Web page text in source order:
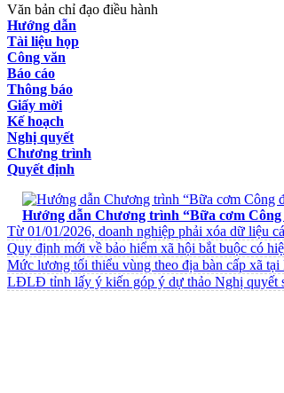
Văn bản chỉ đạo điều hành
Hướng dẫn
Tài liệu họp
Công văn
Báo cáo
Thông báo
Giấy mời
Kế hoạch
Nghị quyết
Chương trình
Quyết định
Hướng dẫn Chương trình “Bữa cơm Công
Từ 01/01/2026, doanh nghiệp phải xóa dữ liệu
Quy định mới về bảo hiểm xã hội bắt buộc có
Mức lương tối thiểu vùng theo địa bàn cấp xã
LĐLĐ tỉnh lấy ý kiến góp ý dự thảo Nghị quyết